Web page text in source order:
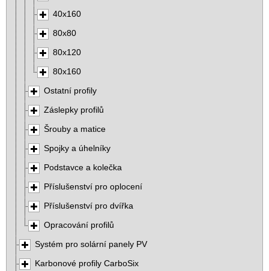
40x160
80x80
80x120
80x160
Ostatní profily
Záslepky profilů
Šrouby a matice
Spojky a úhelníky
Podstavce a kolečka
Příslušenství pro oplocení
Příslušenství pro dvířka
Opracování profilů
Systém pro solární panely PV
Karbonové profily CarboSix